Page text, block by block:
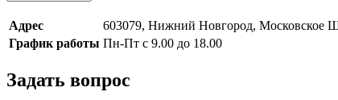
Адрес
603079, Нижний Новгород, Московское
График работы Пн-Пт с 9.00 до 18.00
Задать вопрос